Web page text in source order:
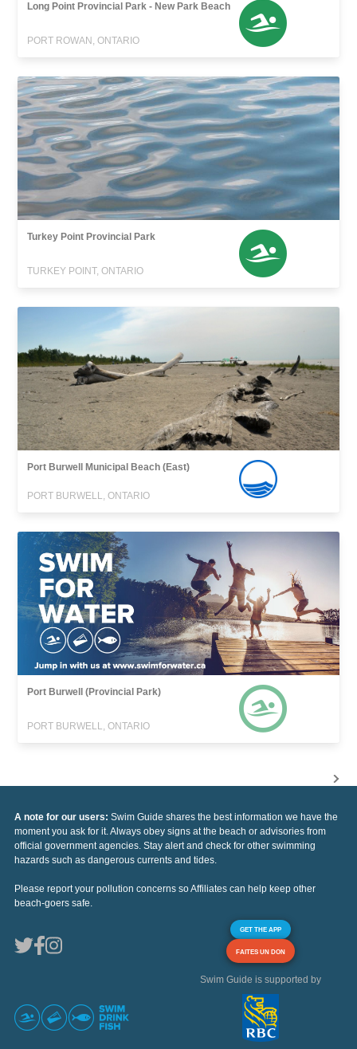
Long Point Provincial Park - New Park Beach
PORT ROWAN, ONTARIO
Turkey Point Provincial Park
TURKEY POINT, ONTARIO
Port Burwell Municipal Beach (East)
PORT BURWELL, ONTARIO
Port Burwell (Provincial Park)
PORT BURWELL, ONTARIO
A note for our users: Swim Guide shares the best information we have the
moment you ask for it. Always obey signs at the beach or advisories from
official government agencies. Stay alert and check for other swimming
hazards such as dangerous currents and tides.
Please report your pollution concerns so Affiliates can help keep other
beach-goers safe.
GET THE APP
FAITES UN DON
Swim Guide is supported by